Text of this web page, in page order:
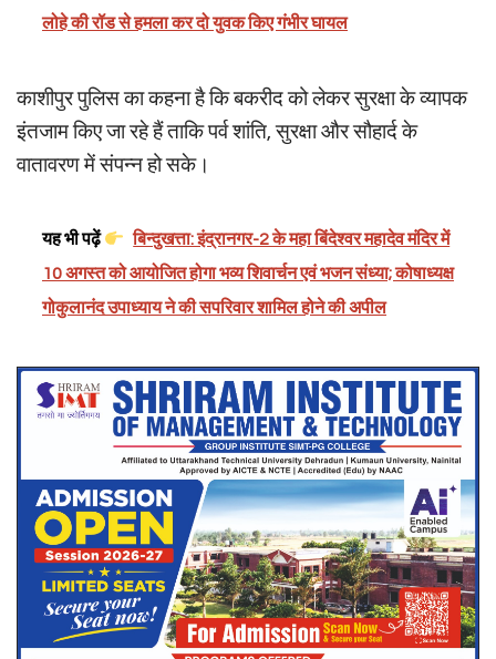
लोहे की रॉड से हमला कर दो युवक किए गंभीर घायल
काशीपुर पुलिस का कहना है कि बकरीद को लेकर सुरक्षा के व्यापक
इंतजाम किए जा रहे हैं ताकि पर्व शांति, सुरक्षा और सौहार्द के
वातावरण में संपन्न हो सके।
यह भी पढ़ें
बिन्दुखत्ता: इंद्रानगर-2 के महा बिंदेश्वर महादेव मंदिर में
10 अगस्त को आयोजित होगा भव्य शिवार्चन एवं भजन संध्या; कोषाध्यक्ष
गोकुलानंद उपाध्याय ने की सपरिवार शामिल होने की अपील